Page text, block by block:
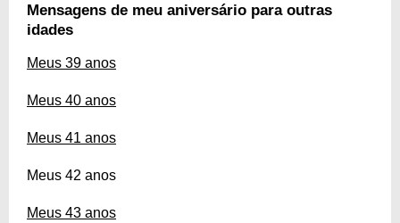
Mensagens de meu aniversário para outras
idades
Meus 39 anos
Meus 40 anos
Meus 41 anos
Meus 42 anos
Meus 43 anos